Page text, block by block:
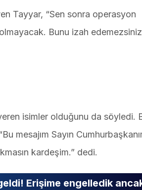
Tayyar, “Sen sonra operasyon
Bunu izah
isimler olduğunu da söyledi.
mesajım Sayın
kardeşim.” dedi.
Erişime engelledik